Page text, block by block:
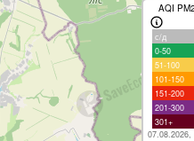
AQI
с/д
0-50
51-100
101-150
151-200
201-300
301+
07.08.2026,